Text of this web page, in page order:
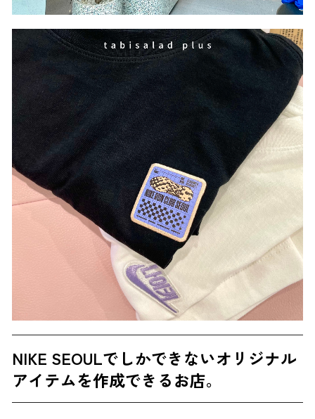
NIKE SEOULでしかできないオリジナル
アイテムを作成できるお店。